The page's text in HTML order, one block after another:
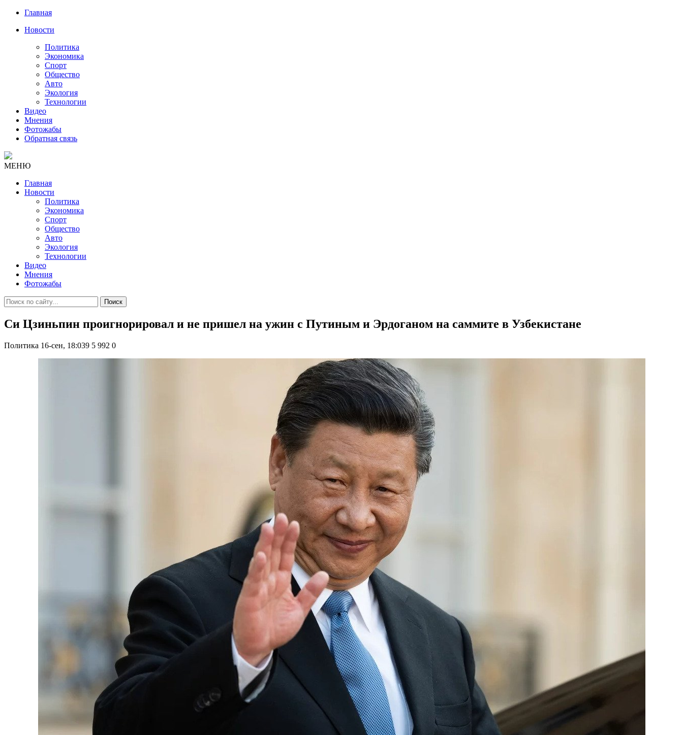
Главная
Новости
Политика
Экономика
Спорт
Общество
Авто
Экология
Технологии
Видео
Мнения
Фотожабы
Обратная связь
МЕНЮ
Главная
Новости
Политика
Экономика
Спорт
Общество
Авто
Экология
Технологии
Видео
Мнения
Фотожабы
Поиск
Си Цзиньпин проигнорировал и не пришел на ужин с Путиным и Эрдоганом на саммите в Узбекистане
Политика 16-сен, 18:039 5 992 0